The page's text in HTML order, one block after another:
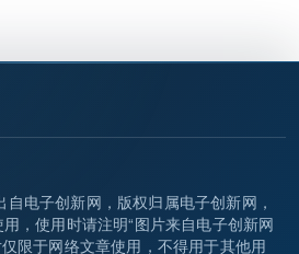
电子创新网，版权归属电子创新网，
，使用时请注明“图片来自电子创新网
限于网络文章使用，不得用于其他用